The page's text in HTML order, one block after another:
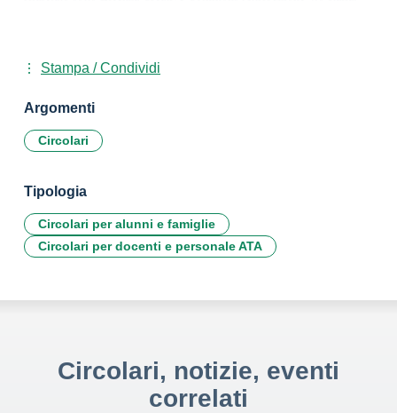
Stampa / Condividi
Argomenti
Circolari
Tipologia
Circolari per alunni e famiglie
Circolari per docenti e personale ATA
Circolari, notizie, eventi
correlati